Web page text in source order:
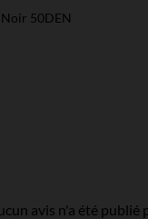
50DEN
avis n'a été publié